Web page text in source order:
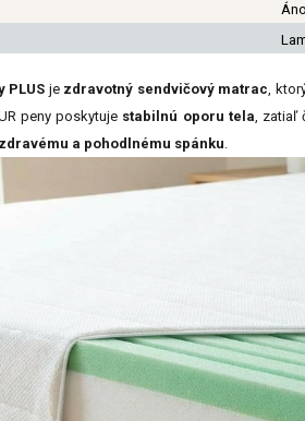
Áno
PLUS je zdravotný sendvičový matrac,
peny poskytuje stabilnú oporu tela, zatiaľ
zdravému a pohodlnému spánku.